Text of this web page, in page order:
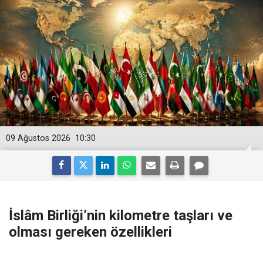
10:30
09 Ağustos 2026
İslâm Birliği’nin kilometre taşları ve
olması gereken özellikleri